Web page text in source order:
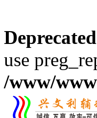
Deprecated
use
/www/